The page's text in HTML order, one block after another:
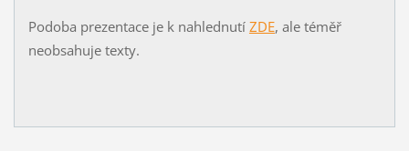
Podoba prezentace je k nahlednutí ZDE, ale téměř
neobsahuje texty.